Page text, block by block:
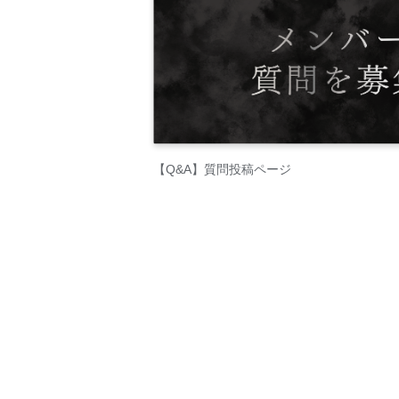
【Q&A】質問投稿ページ